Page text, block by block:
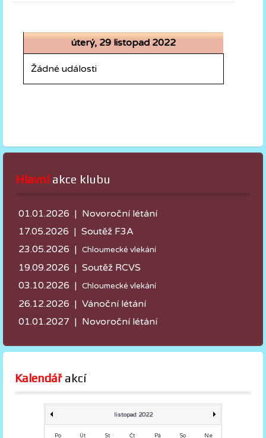
úterý, 29 listopad 2022
Žádné události
Hlavní akce klubu
01.01.2026 | Novoroční létání
17.05.2026 | Soutěž F3A
23.05.2026 | Chloumecké vlekání
19.09.2026 | Soutěž RCVS
03.10.2026 | Chloumecké vlekání
26.12.2026 | Vánoční létání
01.01.2027 | Novoroční létání
Kalendář akcí
listopad 2022
Po Út St Čt Pá So Ne